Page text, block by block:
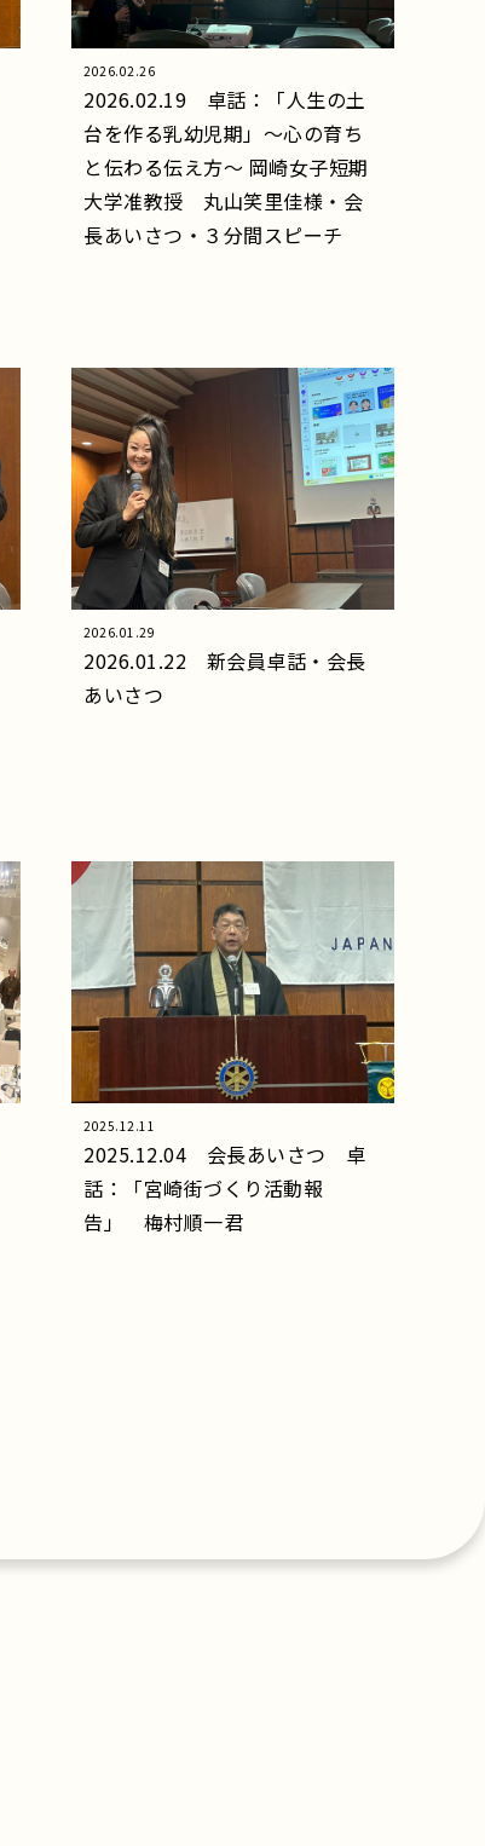
2026.02.26
2026.02.19 卓話：「人生の土
台を作る乳幼児期」～心の育ち
と伝わる伝え方～ 岡崎女子短期
大学准教授 丸山笑里佳様・会
長あいさつ・３分間スピーチ
2026.01.29
2026.01.22 新会員卓話・会長
あいさつ
2025.12.11
2025.12.04 会長あいさつ 卓
話：「宮崎街づくり活動報
告」 梅村順一君